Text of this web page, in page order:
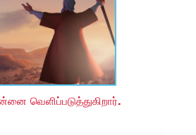
வெளிப்படுத்துகிறார்.